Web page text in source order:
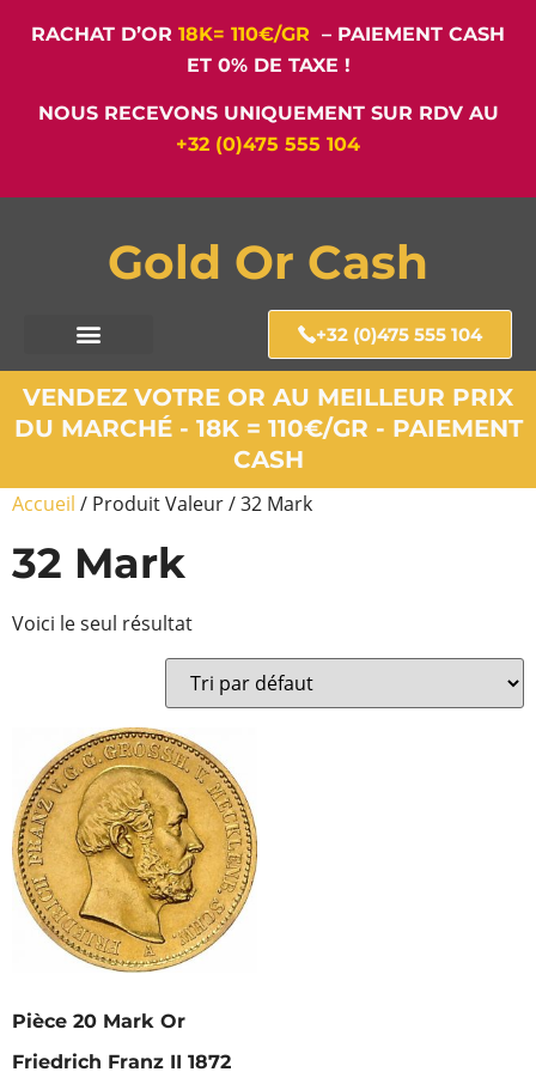
RACHAT D’OR 18K= 110€/GR – PAIEMENT CASH
ET 0% DE TAXE !
NOUS RECEVONS UNIQUEMENT SUR RDV AU
+32 (0)475 555 104
Gold Or Cash
+32 (0)475 555 104
VENDEZ VOTRE OR AU MEILLEUR PRIX
DU MARCHÉ - 18K = 110€/GR - PAIEMENT
CASH
Accueil / Produit Valeur / 32 Mark
32 Mark
Voici le seul résultat
Pièce 20 Mark Or
Friedrich Franz II 1872